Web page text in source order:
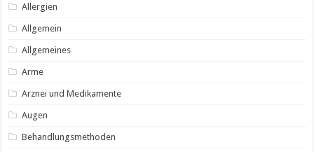
Allergien
Allgemein
Allgemeines
Arme
Arznei und Medikamente
Augen
Behandlungsmethoden